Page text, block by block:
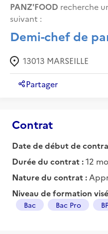
PANZ'FOOD recherche
suivant :
Demi-chef de
13013 MARSEILLE
Partager
Contrat
Date de début de
Durée du contrat :12
Nature du contrat :
Niveau de formation
Bac Bac Pro